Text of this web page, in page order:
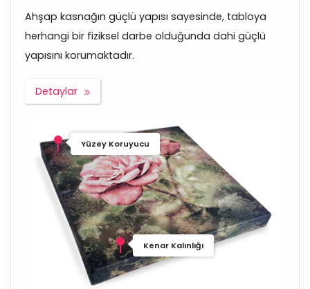
Ahşap kasnağın güçlü yapısı sayesinde, tabloya
herhangi bir fiziksel darbe olduğunda dahi güçlü
yapısını korumaktadır.
Detaylar
Yüzey Koruyucu
Kenar Kalınlığı